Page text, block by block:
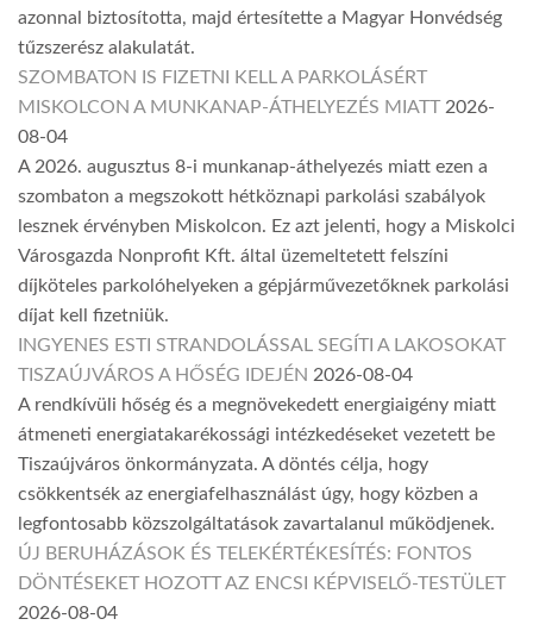
azonnal biztosította, majd értesítette a Magyar Honvédség
tűzszerész alakulatát.
SZOMBATON IS FIZETNI KELL A PARKOLÁSÉRT
MISKOLCON A MUNKANAP-ÁTHELYEZÉS MIATT 2026-
08-04
A 2026. augusztus 8-i munkanap-áthelyezés miatt ezen a
szombaton a megszokott hétköznapi parkolási szabályok
lesznek érvényben Miskolcon. Ez azt jelenti, hogy a Miskolci
Városgazda Nonprofit Kft. által üzemeltetett felszíni
díjköteles parkolóhelyeken a gépjárművezetőknek parkolási
díjat kell fizetniük.
INGYENES ESTI STRANDOLÁSSAL SEGÍTI A LAKOSOKAT
TISZAÚJVÁROS A HŐSÉG IDEJÉN 2026-08-04
A rendkívüli hőség és a megnövekedett energiaigény miatt
átmeneti energiatakarékossági intézkedéseket vezetett be
Tiszaújváros önkormányzata. A döntés célja, hogy
csökkentsék az energiafelhasználást úgy, hogy közben a
legfontosabb közszolgáltatások zavartalanul működjenek.
ÚJ BERUHÁZÁSOK ÉS TELEKÉRTÉKESÍTÉS: FONTOS
DÖNTÉSEKET HOZOTT AZ ENCSI KÉPVISELŐ-TESTÜLET
2026-08-04